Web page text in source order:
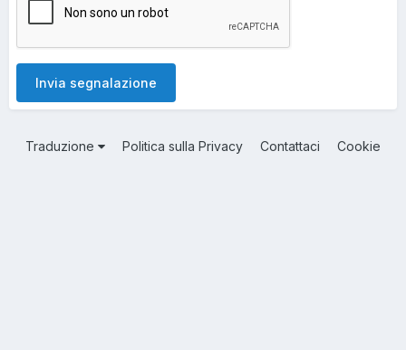
Invia segnalazione
Traduzione Politica sulla Privacy Contattaci Cookie